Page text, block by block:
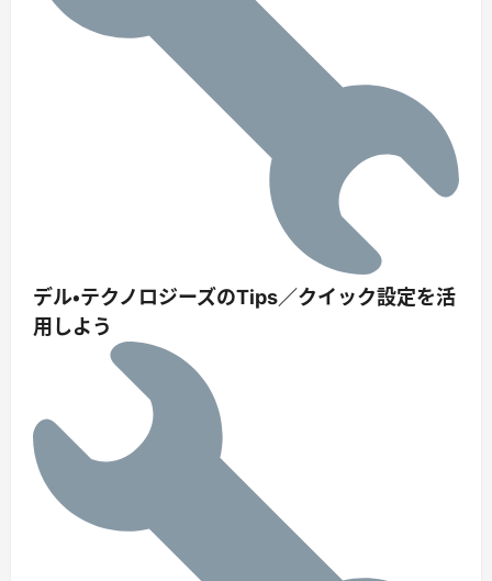
デル・テクノロジーズのTips／クイック設定を活
用しよう